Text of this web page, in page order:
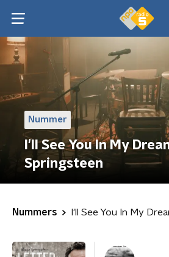
Nummer
I'll See You In My
Springsteen
Nummers I'll See You In My